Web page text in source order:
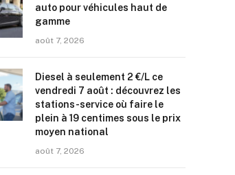
auto pour véhicules haut de
gamme
août 7, 2026
Diesel à seulement 2 €/L ce
vendredi 7 août : découvrez les
stations-service où faire le
plein à 19 centimes sous le prix
moyen national
août 7, 2026